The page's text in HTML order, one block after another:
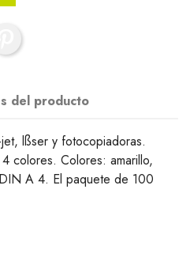
del producto
lßser y fotocopiadoras.
colores. Colores: amarillo,
A 4. El paquete de 100